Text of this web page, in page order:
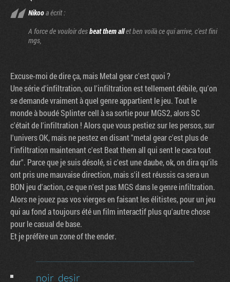
Nikooa écrit :
A force de vouloir desbeat them allet ben voilà ce qui arrive, c'est fini
mgs,
Excuse-moi de dire ça, mais Metal gear c'est quoi ?
Une série d'infiltration, ou l'infiltration est tellement débile, qu'on
se demande vraiment à quel genre appartient le jeu. Tout le
monde à boudé Splinter cell à sa sortie pour MGS2, alors SC
c'était de l'infiltration ! Alors que vous pestiez sur les persos, sur
l'univers OK, mais ne pestez en disant "metal gear c'est plus de
l'infiltration maintenant c'est Beat them all qui sent le caca tout
dur". Parce que je suis désolé, si c'est une daube, ok, on dira qu'ils
ont pris une mauvaise direction, mais s'il est réussis ca sera un
BON jeu d'action, ce que n'est pas MGS dans le genre infiltration.
Alors ne jouez pas vos vierges en faisant les élitistes, pour un jeu
qui au fond a toujours été un film interactif plus qu'autre chose
pour le casual de base.
Et je préfère un zone of the ender.
noir_desir